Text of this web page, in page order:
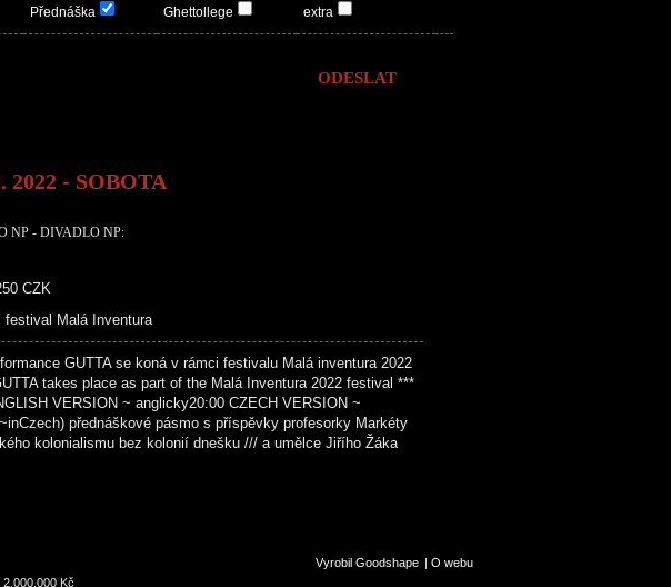
Přednáška
Ghettollege
extra
2022 - SOBOTA
NP - DIVADLO NP:
CZK
festival Malá Inventura
GUTTA se koná v rámci festivalu Malá inventura 2022
takes place as part of the Malá Inventura 2022 festival ***
VERSION ~ anglicky20:00 CZECH VERSION ~
přednáškové pásmo s příspěvky profesorky Markéty
kolonialismu bez kolonií dnešku /// a umělce Jiřího Žáka
Vyrobil Goodshape | O webu
Kč